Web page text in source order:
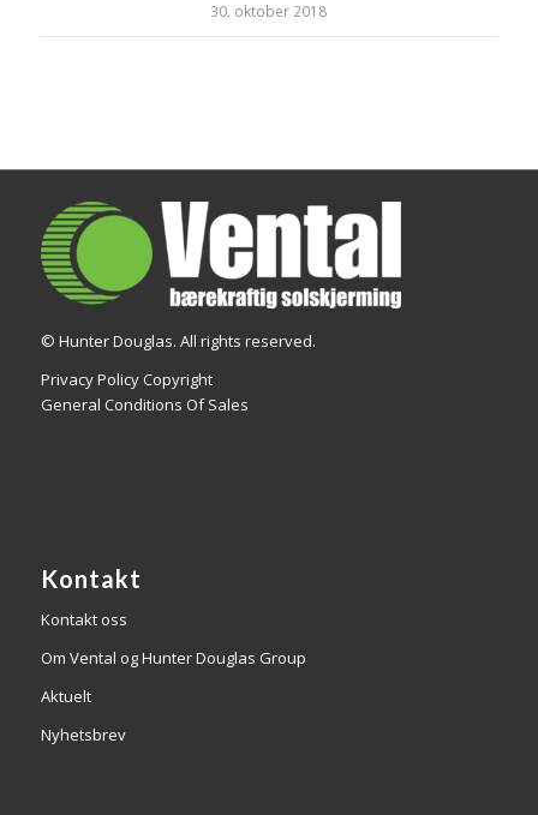
30. oktober 2018
© Hunter Douglas. All rights reserved.
Privacy Policy Copyright
General Conditions Of Sales
Kontakt
Kontakt oss
Om Vental og Hunter Douglas Group
Aktuelt
Nyhetsbrev